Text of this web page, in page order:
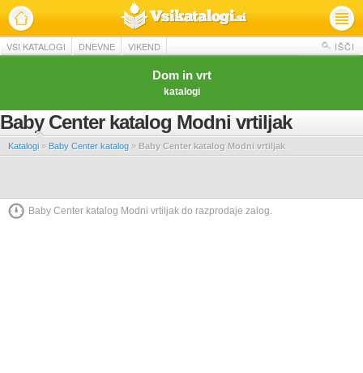
VSI KATALOGI DNEVNE VIKEND IŠČI
Dom in vrt
katalogi
Baby Center katalog Modni vrtiljak
Katalogi » Baby Center katalog » Baby Center katalog Modni vrtiljak
Baby Center katalog Modni vrtiljak do razprodaje zalog.